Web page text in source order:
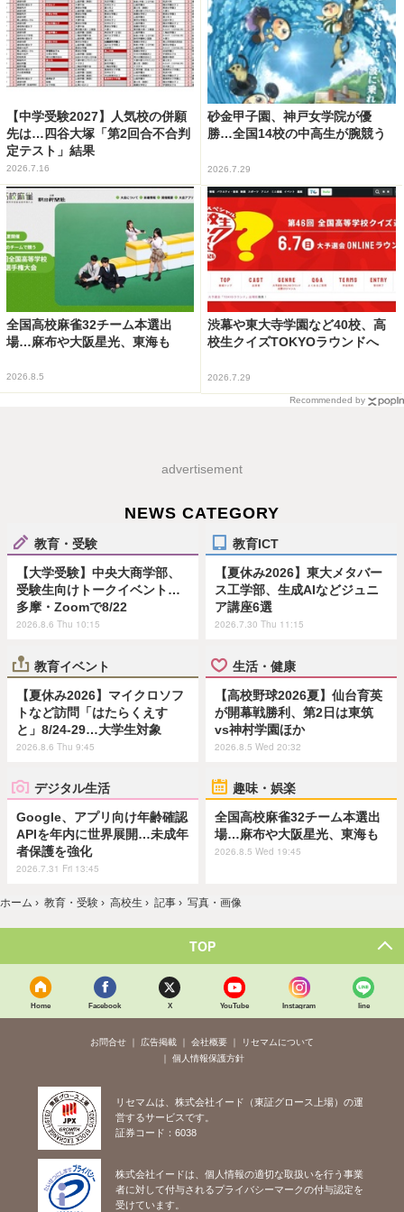
【中学受験2027】人気校の併願
先は…四谷大塚「第2回合不合判
定テスト」結果
2026.7.16
砂金甲子園、神戸女学院が優
勝…全国14校の中高生が腕競う
2026.7.29
全国高校麻雀32チーム本選出
場…麻布や大阪星光、東海も
2026.8.5
渋幕や東大寺学園など40校、高
校生クイズTOKYOラウンドへ
2026.7.29
Recommended by
advertisement
NEWS CATEGORY
教育・受験
【大学受験】中央大商学部、
受験生向けトークイベント…
多摩・Zoomで8/22
2026.8.6 Thu 10:15
教育ICT
【夏休み2026】東大メタバー
ス工学部、生成AIなどジュニ
ア講座6選
2026.7.30 Thu 11:15
教育イベント
【夏休み2026】マイクロソフ
トなど訪問「はたらくえす
と」8/24-29…大学生対象
2026.8.6 Thu 9:45
生活・健康
【高校野球2026夏】仙台育英
が開幕戦勝利、第2日は東筑
vs神村学園ほか
2026.8.5 Wed 20:32
デジタル生活
Google、アプリ向け年齢確認
APIを年内に世界展開…未成年
者保護を強化
2026.7.31 Fri 13:45
趣味・娯楽
全国高校麻雀32チーム本選出
場…麻布や大阪星光、東海も
2026.8.5 Wed 19:45
ホーム › 教育・受験 › 高校生 › 記事 › 写真・画像
TOP
Home Facebook X YouTube Instagram line
お問合せ 広告掲載 会社概要
リセマムについて
個人情報保護方針
リセマムは、株式会社イード（東証グロース上場）の運
営するサービスです。
証券コード：6038
株式会社イードは、個人情報の適切な取扱いを行う事業
者に対して付与されるプライバシーマークの付与認定を
受けています。